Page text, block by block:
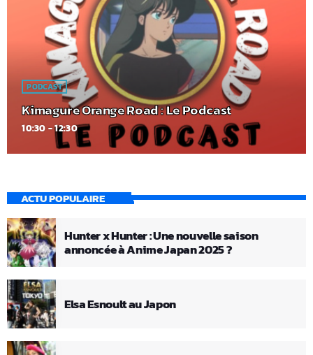
PODCAST
Kimagure Orange Road : Le Podcast
10:30 - 12:30
ACTU POPULAIRE
Hunter x Hunter : Une nouvelle saison
annoncée à Anime Japan 2025 ?
Elsa Esnoult au Japon